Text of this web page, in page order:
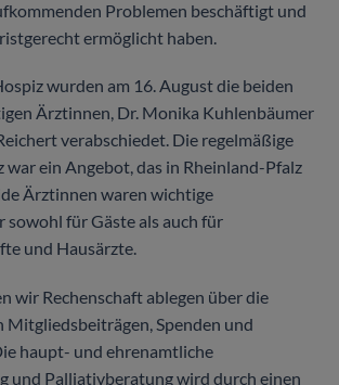
Problemen beschäftigt und
ermöglicht haben.
wurden am 16. August die beiden
Ärztinnen, Dr. Monika Kuhlenbäumer
verabschiedet. Die regelmäßige
war ein Angebot, das in Rheinland-Pfalz
Ärztinnen waren wichtige
sowohl für Gäste als auch für
und Hausärzte.
wir Rechenschaft ablegen über die
Mitgliedsbeiträgen, Spenden und
haupt- und ehrenamtliche
und Palliativberatung wird durch einen